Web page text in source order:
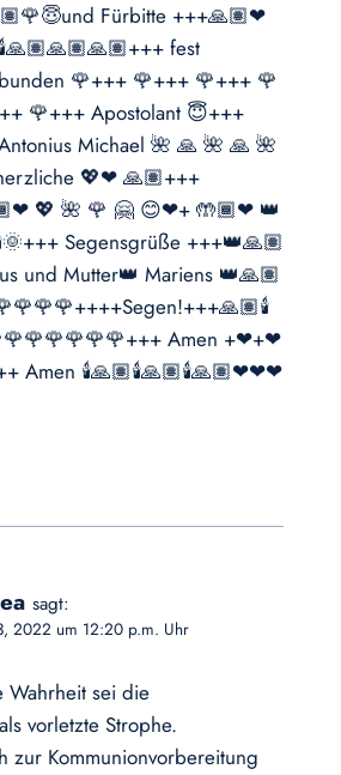
Fürbitte +++🙏🏽❤
fest
🌹+++ 🌹+++ 🌹+++ 🌹
🌹+++ Apostolant 😇+++
Michael 🌺 🙏 🌺 🙏 🌺
💖❤ 🙏🏽+++
💖 🌺 🌹 🤗 😊❤+ 🤲🏾❤ 👑
Segensgrüße +++👑🙏🏽
und Mutter👑 Mariens 👑🙏🏽
Amen +❤+❤
Amen 🕯🙏🏽🕯🙏🏽🕯🙏🏽❤❤❤
sagt:
2022 um 12:20 p.m. Uhr
sei die
vorletzte Strophe.
zur Kommunionvorbereitung